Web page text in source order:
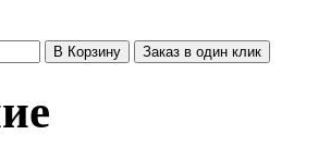
Заказ в один клик